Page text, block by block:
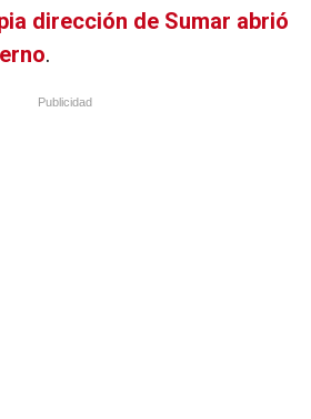
dirección de Sumar abrió
.
Publicidad